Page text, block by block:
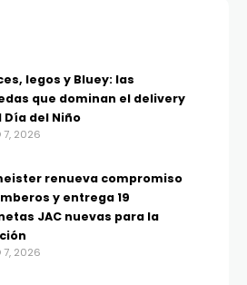
legos y Bluey: las
que dominan el delivery
Día del Niño
7, 2026
renueva compromiso
y entrega 19
JAC nuevas para la
7, 2026